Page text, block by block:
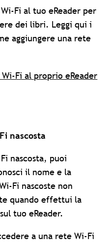
Fi al tuo eReader per
dei libri. Leggi qui i
aggiungere una rete
Fi al proprio eReader
nascosta
nascosta, puoi
il nome e la
Fi nascoste non
quando effettui la
tuo eReader.
a una rete Wi-Fi